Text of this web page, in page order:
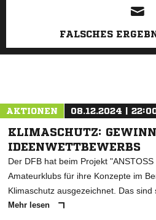
FALSCHES
AKTIONEN 08.12.2024 |
KLIMASCHUTZ:
IDEENWETTBEWERBS
Der DFB hat beim Projekt
Amateurklubs für ihre Konzepte im
Klimaschutz ausgezeichnet. Das sind
Mehr lesen